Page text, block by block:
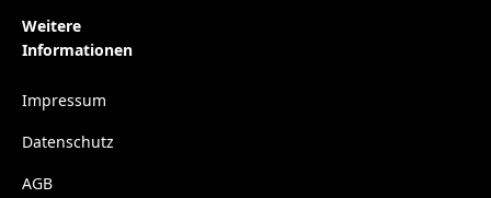
Weitere
Informationen
Impressum
Datenschutz
AGB